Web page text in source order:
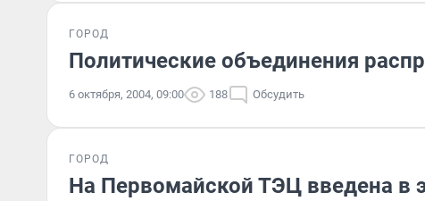
ГОРОД
Политические объединения
6 октября, 2004, 09:00 188 Обсудить
ГОРОД
На Первомайской ТЭЦ введена в